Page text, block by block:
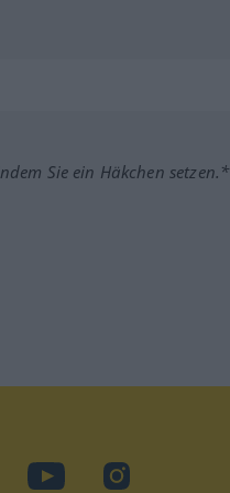
Sie ein Häkchen setzen.*
YouTubeInstagram